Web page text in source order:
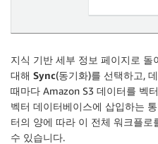
지식 기반 세부 정보 페이지로 돌
대해 Sync(동기화)를 선택하고,
때마다 Amazon S3 데이터를 벡
벡터 데이터베이스에 삽입하는
터의 양에 따라 이 전체 워크플로
수 있습니다.